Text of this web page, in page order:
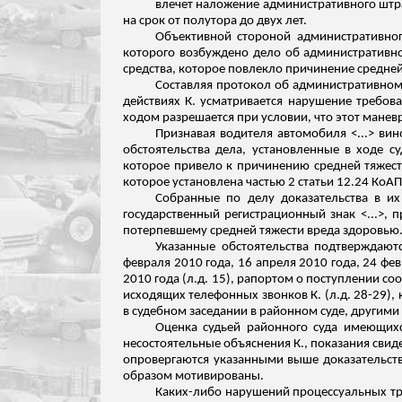
влечет наложение административного
на срок от полутора до двух лет.
Объективной стороной
которого возбуждено дело об
средства, которое повлекло причинение
Составляя протокол об
действиях К. усматривается нарушение
ходом разрешается при условии, что этот
Признавая водителя автомобиля <...>
обстоятельства дела, установленные в ходе
которое привело к причинению средней
которое установлена частью 2 статьи 12.24
Собранные по делу доказательства в
государственный регистрационный знак
потерпевшему средней тяжести вреда здоровью.
Указанные обстоятельства
февраля 2010 года, 16 апреля 2010 года, 24
2010 года (л.д. 15), рапортом о поступлении
исходящих телефонных звонков К. (л.д. 28-29),
в судебном заседании в районном суде,
Оценка судьей районного суда
несостоятельные объяснения К., показания
опровергаются указанными выше
образом мотивированы.
Каких-либо нарушений процессуальных